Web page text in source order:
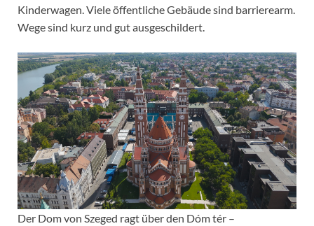
Kinderwagen. Viele öffentliche Gebäude sind barrierearm.
Wege sind kurz und gut ausgeschildert.
Der Dom von Szeged ragt über den Dóm tér –